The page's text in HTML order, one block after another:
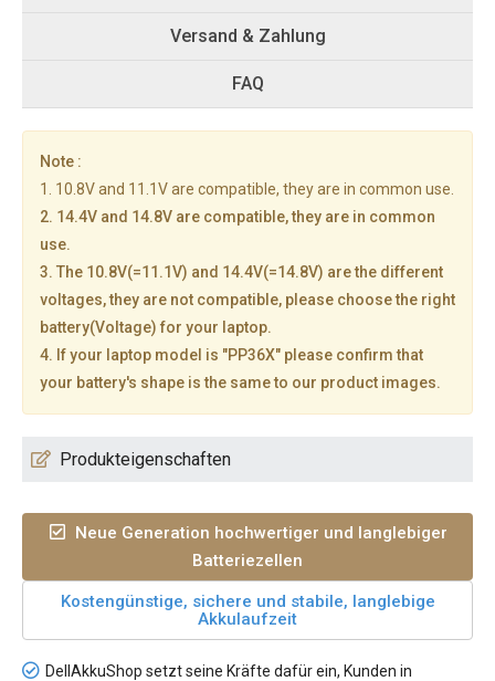
Versand & Zahlung
FAQ
Note :
1. 10.8V and 11.1V are compatible, they are in common use.
2. 14.4V and 14.8V are compatible, they are in common
use.
3. The 10.8V(=11.1V) and 14.4V(=14.8V) are the different
voltages, they are not compatible, please choose the right
battery(Voltage) for your laptop.
4. If your laptop model is "PP36X" please confirm that
your battery's shape is the same to our product images.
Produkteigenschaften
Neue Generation hochwertiger und langlebiger
Batteriezellen
Kostengünstige, sichere und stabile, langlebige
Akkulaufzeit
DellAkkuShop setzt seine Kräfte dafür ein, Kunden in